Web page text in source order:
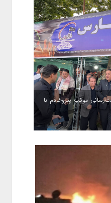
موکب پتروخادم با